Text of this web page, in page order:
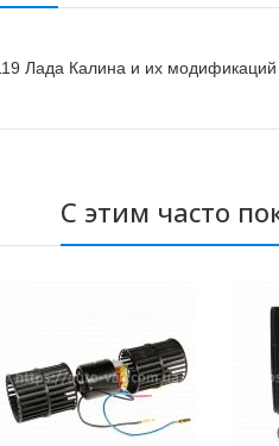
Лада Калина и их модификаций
С этим часто